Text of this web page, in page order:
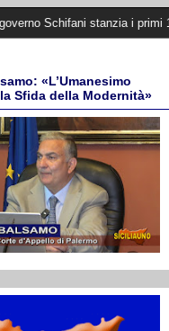
stanzia i primi 10 milioni per
«L’Umanesimo
Sfida della Modernità»